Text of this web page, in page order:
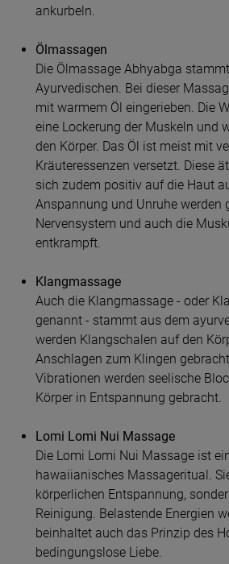
ankurbeln.
Ölmassagen
Die Ölmassage Abhyabga
Ayurvedischen. Bei dieser
mit warmem Öl eingerieben. Die
eine Lockerung der Muskeln und
den Körper. Das Öl ist meist mit
Kräuteressenzen versetzt. Diese
sich zudem positiv auf die Haut
Anspannung und Unruhe werden
Nervensystem und auch die
entkrampft.
Klangmassage
Auch die Klangmassage - oder
genannt - stammt aus dem
werden Klangschalen auf den
Anschlagen zum Klingen
Vibrationen werden seelische
Körper in Entspannung gebracht.
Lomi Lomi Nui Massage
Die Lomi Lomi Nui Massage ist
hawaiianisches Massageritual.
körperlichen Entspannung,
Reinigung. Belastende Energien
beinhaltet auch das Prinzip des
bedingungslose Liebe.